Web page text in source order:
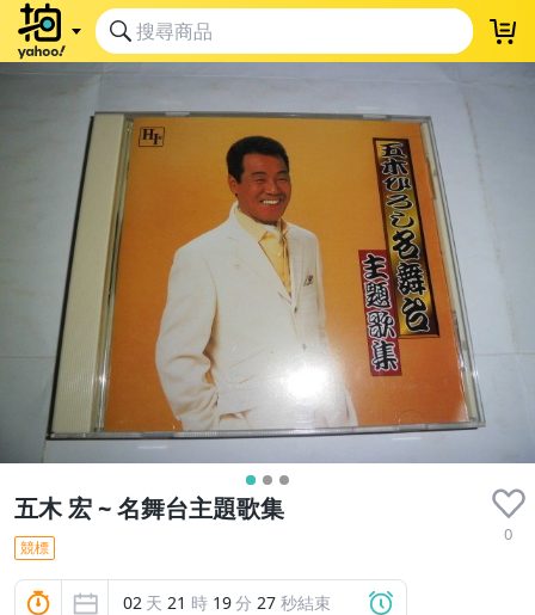
五木 宏 ~ 名舞台主題歌集
0
競標
02 天 21 時 19分 26 秒結束